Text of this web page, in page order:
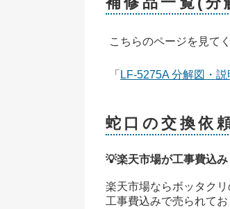
こちらのページを見て
「 LF-5275A 分解図・説
蛇口の交換依
💡楽天市場が工事費込
楽天市場ならボッタクリ
工事費込みで売られてお